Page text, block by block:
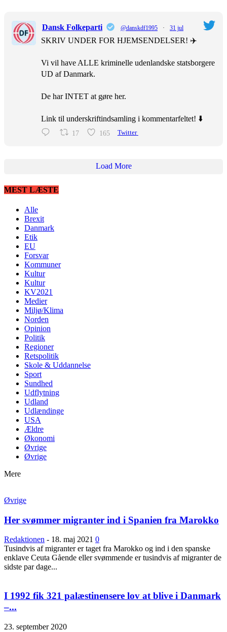
Dansk Folkeparti @danskdf1995 · 31 jul
SKRIV UNDER FOR HJEMSENDELSER! ✈️
Vi vil have ALLE kriminelle udenlandske statsborgere
UD af Danmark.
De har INTET at gøre her.
Link til underskriftindsamling i kommentarfeltet! ⬇️
17 165 Twitter
Load More
MEST LÆSTE
Alle
Brexit
Danmark
Etik
EU
Forsvar
Kommuner
Kultur
Kultur
KV2021
Medier
Miljø/Klima
Norden
Opinion
Politik
Regioner
Retspolitik
Skole & Uddannelse
Sport
Sundhed
Udflytning
Udland
Udlændinge
USA
Ældre
Økonomi
Øvrige
Øvrige
Mere
Øvrige
Her svømmer migranter ind i Spanien fra Marokko
Redaktionen - 18. maj 2021 0
Tusindvis af migranter er taget fra Marokko og ind i den spanske
enklave Ceuta Gående eller svømmende er tusindvis af migranter de
sidste par dage...
I 1992 fik 321 palæstinensere lov at blive i Danmark
–...
23. september 2020